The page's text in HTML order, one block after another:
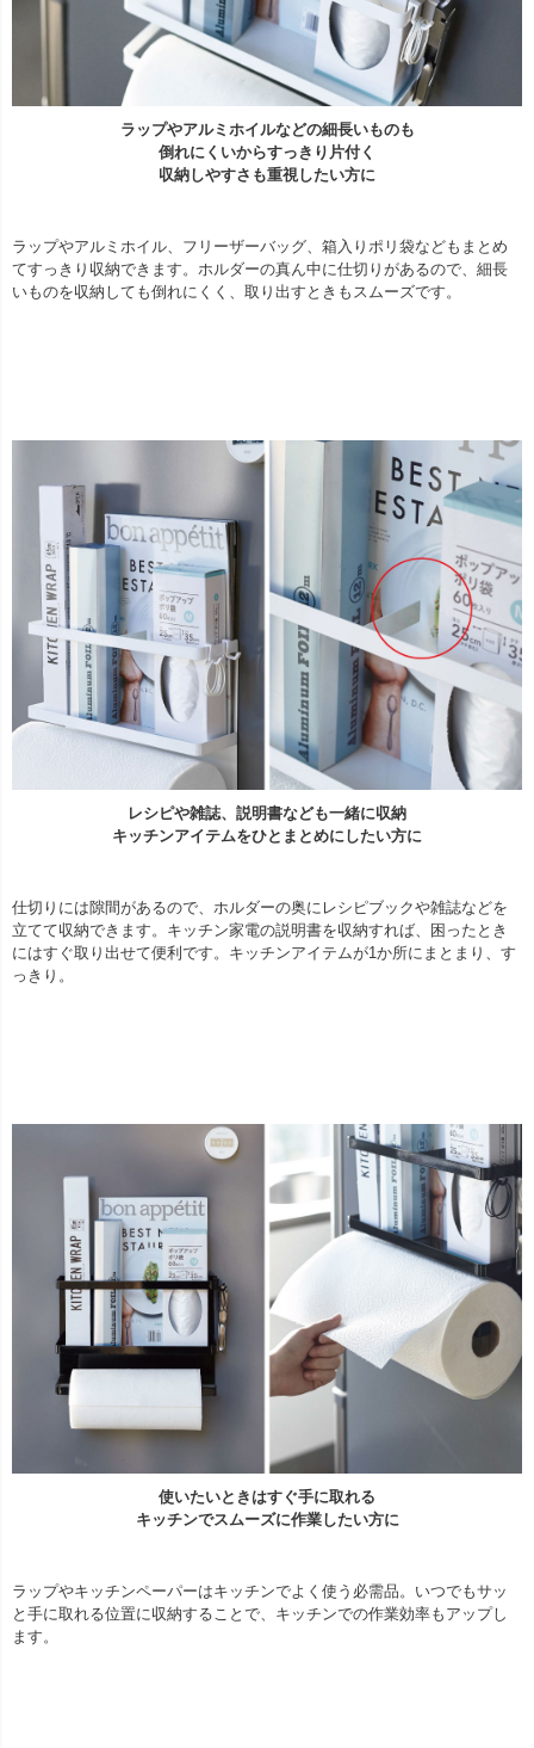
ラップやアルミホイルなどの細長いものも
倒れにくいからすっきり片付く
収納しやすさも重視したい方に
ラップやアルミホイル、フリーザーバッグ、箱入りポリ袋などもまとめ
てすっきり収納できます。ホルダーの真ん中に仕切りがあるので、細長
いものを収納しても倒れにくく、取り出すときもスムーズです。
レシピや雑誌、説明書なども一緒に収納
キッチンアイテムをひとまとめにしたい方に
仕切りには隙間があるので、ホルダーの奥にレシピブックや雑誌などを
立てて収納できます。キッチン家電の説明書を収納すれば、困ったとき
にはすぐ取り出せて便利です。キッチンアイテムが1か所にまとまり、す
っきり。
使いたいときはすぐ手に取れる
キッチンでスムーズに作業したい方に
ラップやキッチンペーパーはキッチンでよく使う必需品。いつでもサッ
と手に取れる位置に収納することで、キッチンでの作業効率もアップし
ます。